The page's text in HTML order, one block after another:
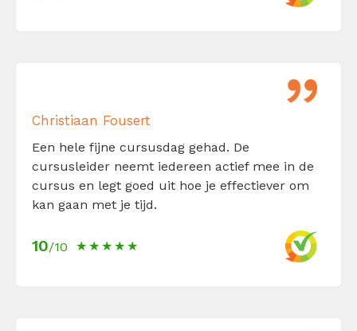
Christiaan Fousert
Een hele fijne cursusdag gehad. De
cursusleider neemt iedereen actief mee in de
cursus en legt goed uit hoe je effectiever om
kan gaan met je tijd.
10/10